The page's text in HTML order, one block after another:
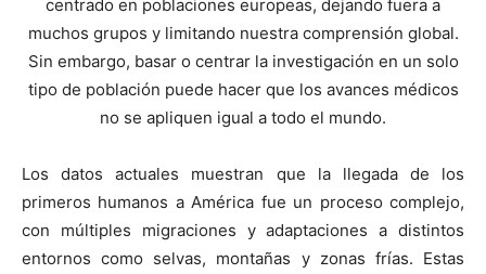
centrado en poblaciones europeas, dejando fuera a
muchos grupos y limitando nuestra comprensión global.
Sin embargo, basar o centrar la investigación en un solo
tipo de población puede hacer que los avances médicos
no se apliquen igual a todo el mundo.
Los datos actuales muestran que la llegada de los
primeros humanos a América fue un proceso complejo,
con múltiples migraciones y adaptaciones a distintos
entornos como selvas, montañas y zonas frías. Estas